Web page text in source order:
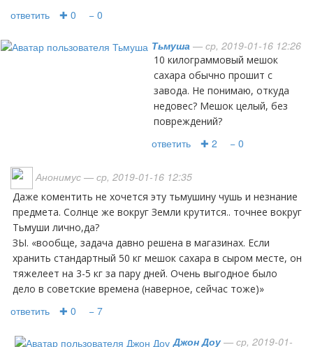
ответить ✚ 0 − 0
Тьмуша — ср, 2019-01-16 12:26
10 килограммовый мешок
сахара обычно прошит с
завода. Не понимаю, откуда
недовес? Мешок целый, без
повреждений?
ответить ✚ 2 − 0
Анонимус — ср, 2019-01-16 12:35
Даже коментить не хочется эту тьмушину чушь и незнание
предмета. Солнце же вокруг Земли крутится.. точнее вокруг
Тьмуши лично,да?
ЗЫ. «вообще, задача давно решена в магазинах. Если
хранить стандартный 50 кг мешок сахара в сыром месте, он
тяжелеет на 3-5 кг за пару дней. Очень выгодное было
дело в советские времена (наверное, сейчас тоже)»
ответить ✚ 0 − 7
Джон Доу — ср, 2019-01-